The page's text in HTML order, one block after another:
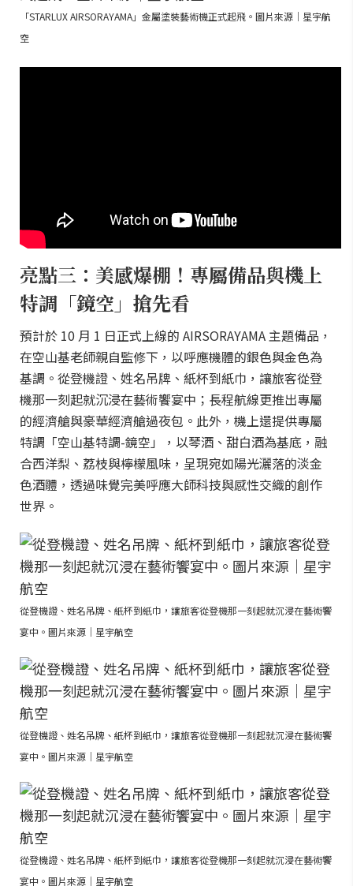
「STARLUX AIRSORAYAMA」金屬塗裝藝術機正式起飛。圖片來源｜星宇航
空
亮點三：美感爆棚！專屬備品與機上
特調「鏡空」搶先看
預計於 10 月 1 日正式上線的 AIRSORAYAMA 主題備品，
在空山基老師親自監修下，以呼應機體的銀色與金色為
基調。從登機證、姓名吊牌、紙杯到紙巾，讓旅客從登
機那一刻起就沉浸在藝術饗宴中；長程航線更推出專屬
的經濟艙與豪華經濟艙過夜包。此外，機上還提供專屬
特調「空山基特調-鏡空」，以琴酒、甜白酒為基底，融
合西洋梨、荔枝與檸檬風味，呈現宛如陽光灑落的淡金
色酒體，透過味覺完美呼應大師科技與感性交織的創作
世界。
從登機證、姓名吊牌、紙杯到紙巾，讓旅客從登機那一刻起就沉浸在藝術饗
宴中。圖片來源｜星宇航空
從登機證、姓名吊牌、紙杯到紙巾，讓旅客從登機那一刻起就沉浸在藝術饗
宴中。圖片來源｜星宇航空
從登機證、姓名吊牌、紙杯到紙巾，讓旅客從登機那一刻起就沉浸在藝術饗
宴中。圖片來源｜星宇航空